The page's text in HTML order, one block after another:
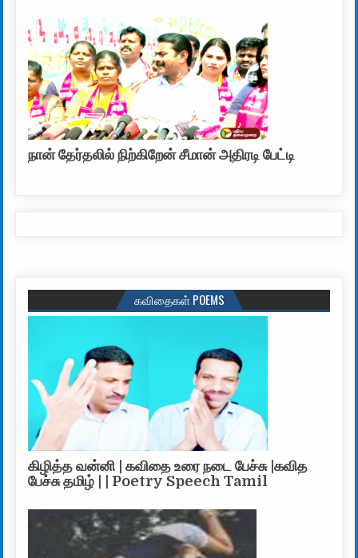
நான் தேர்தலில் நிற்கிறேன் சீமான் அதிரடி பேட்டி
கவிதைகள் POEMS
கிழித்த வன்னி | கவிதை உரை நடை பேச்சு |கவித
பேச்சு தமிழ் | | Poetry Speech Tamil